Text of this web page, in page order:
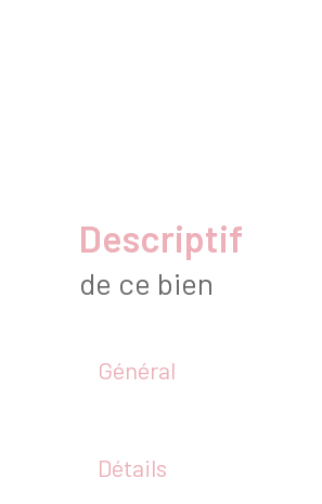
descriptif
de ce bien
Général
Détails